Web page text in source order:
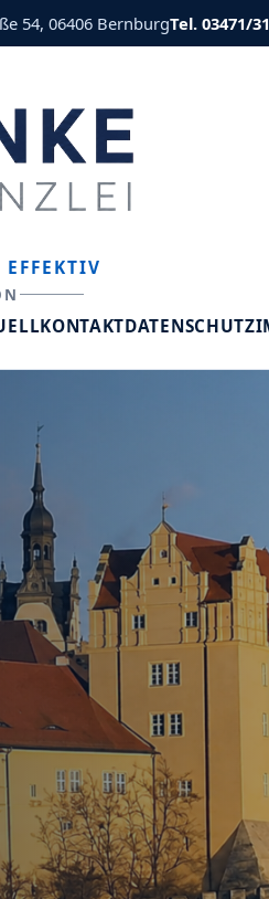
54, 06406 BernburgTel. 03471/
KONTAKTDATENSCHUTZ